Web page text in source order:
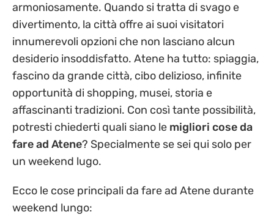
armoniosamente. Quando si tratta di svago e
divertimento, la città offre ai suoi visitatori
innumerevoli opzioni che non lasciano alcun
desiderio insoddisfatto. Atene ha tutto: spiaggia,
fascino da grande città, cibo delizioso, infinite
opportunità di shopping, musei, storia e
affascinanti tradizioni. Con così tante possibilità,
potresti chiederti quali siano le migliori cose da
fare ad Atene? Specialmente se sei qui solo per
un weekend lugo.
Ecco le cose principali da fare ad Atene durante
weekend lungo: